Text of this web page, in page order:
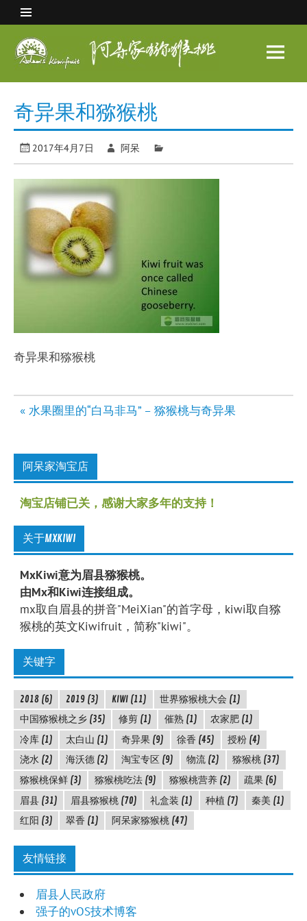
content
阿呆
家猕
奇异果和猕猴桃
2017年4月7日 阿呆
奇异果和猕猴桃
文
航
« 水果圈里的“白马非马” – 猕猴桃与奇异果
阿呆家淘宝店
淘宝店铺已关，感谢大家多年的支持！
关于MXKIWI
MxKiwi意为眉县猕猴桃。
由Mx和Kiwi连接组成。
mx取自眉县的拼音"MeiXian"的首字母，kiwi取自猕
猴桃的英文Kiwifruit，简称"kiwi"。
关键字
2018(6) 2019(3) KIWI(11) 世界猕猴桃大会 (1)
中国猕猴桃之乡(35) 修剪(1) 催熟(1) 农家肥 (1)
冷库(1) 太白山 (1) 奇异果 (9) 徐香 (45) 授粉 (4)
浇水(2) 海沃德(2) 淘宝专区(9) 物流 (2) 猕猴桃 (37)
猕猴桃保鲜(3) 猕猴桃吃法(9) 猕猴桃营养(2) 疏果 (6)
眉县(31) 眉县猕猴桃(70) 礼盒装 (1) 种植 (7) 秦美 (1)
红阳 (3) 翠香 (1) 阿呆家猕猴桃(47)
友情链接
眉县人民政府
强子的vOS技术博客